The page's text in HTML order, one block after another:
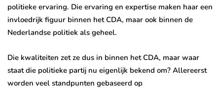
politieke ervaring. Die ervaring en expertise maken haar een
invloedrijk figuur binnen het CDA, maar ook binnen de
Nederlandse politiek als geheel.
Die kwaliteiten zet ze dus in binnen het CDA, maar waar
staat die politieke partij nu eigenlijk bekend om? Allereerst
worden veel standpunten gebaseerd op